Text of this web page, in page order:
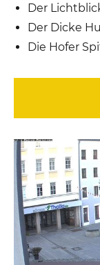
Der
Der Dicke
Die Hofer